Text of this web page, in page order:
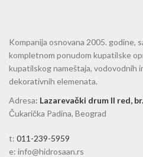
Kompanija osnovana 2005. godine,
kompletnom ponudom kupatilske
kupatilskog nameštaja, vodovodnih
dekorativnih elemenata.
Adresa: Lazarevački drum II red,
Čukarička Padina, Beograd
t: 011-239-5959
e: info@hidrosaan.rs